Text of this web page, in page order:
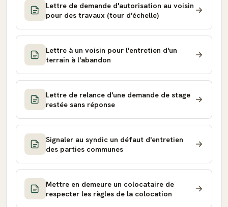
Lettre de demande d'autorisation au voisin
pour des travaux (tour d'échelle)
Lettre à un voisin pour l'entretien d'un
terrain à l'abandon
Lettre de relance d'une demande de stage
restée sans réponse
Signaler au syndic un défaut d'entretien
des parties communes
Mettre en demeure un colocataire de
respecter les règles de la colocation